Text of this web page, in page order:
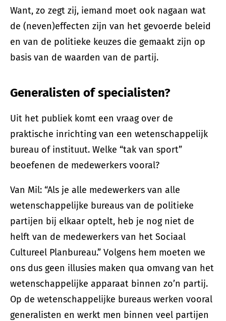
Want, zo zegt zij, iemand moet ook nagaan wat
de (neven)effecten zijn van het gevoerde beleid
en van de politieke keuzes die gemaakt zijn op
basis van de waarden van de partij.
Generalisten of specialisten?
Uit het publiek komt een vraag over de
praktische inrichting van een wetenschappelijk
bureau of instituut. Welke “tak van sport”
beoefenen de medewerkers vooral?
Van Mil: “Als je alle medewerkers van alle
wetenschappelijke bureaus van de politieke
partijen bij elkaar optelt, heb je nog niet de
helft van de medewerkers van het Sociaal
Cultureel Planbureau.” Volgens hem moeten we
ons dus geen illusies maken qua omvang van het
wetenschappelijke apparaat binnen zo’n partij.
Op de wetenschappelijke bureaus werken vooral
generalisten en werkt men binnen veel partijen